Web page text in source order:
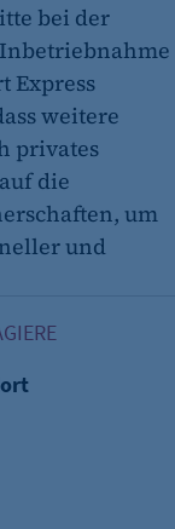
bei der
Express
weitere
privates
die
um
und